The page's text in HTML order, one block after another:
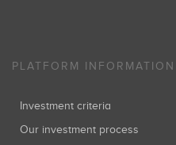
PLATFORM INFORMATION
Investment criteria
Our investment process